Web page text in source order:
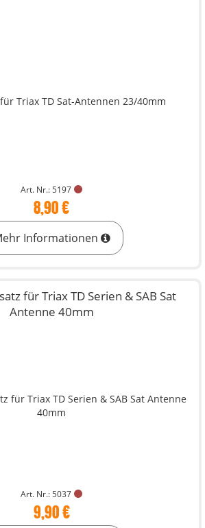
Art. Nr.: 5197
8,90 €
Informationen
für Triax TD Serien & SAB Sat
Antenne 40mm
Art. Nr.: 5037
9,90 €